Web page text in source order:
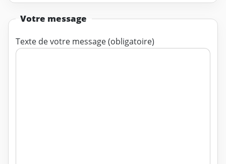
Votre message
Texte de votre message (obligatoire)